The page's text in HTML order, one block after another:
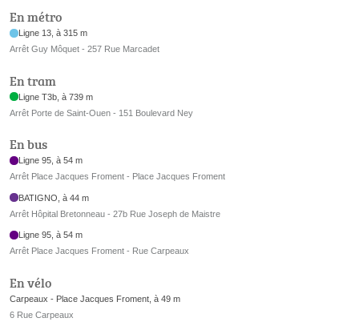
En métro
Ligne 13, à 315 m
Arrêt Guy Môquet - 257 Rue Marcadet
En tram
Ligne T3b, à 739 m
Arrêt Porte de Saint-Ouen - 151 Boulevard Ney
En bus
Ligne 95, à 54 m
Arrêt Place Jacques Froment - Place Jacques Froment
BATIGNO, à 44 m
Arrêt Hôpital Bretonneau - 27b Rue Joseph de Maistre
Ligne 95, à 54 m
Arrêt Place Jacques Froment - Rue Carpeaux
En vélo
Carpeaux - Place Jacques Froment, à 49 m
6 Rue Carpeaux